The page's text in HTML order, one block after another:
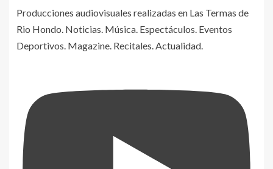
Producciones audiovisuales realizadas en Las Termas de
Rio Hondo. Noticias. Música. Espectáculos. Eventos
Deportivos. Magazine. Recitales. Actualidad.